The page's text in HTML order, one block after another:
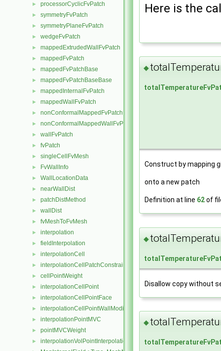
► processorCyclicFvPatch
► symmetryFvPatch
► symmetryPlaneFvPatch
► wedgeFvPatch
► mappedExtrudedWallFvPatch
► mappedFvPatch
► mappedFvPatchBase
► mappedFvPatchBaseBase
► mappedInternalFvPatch
► mappedWallFvPatch
► nonConformalMappedFvPatchBase
► nonConformalMappedWallFvPatch
► wallFvPatch
► fvPatch
► singleCellFvMesh
► FvWallInfo
► WallLocationData
► nearWallDist
► patchDistMethod
► wallDist
► fvMeshToFvMesh
► interpolation
► fieldInterpolation
► interpolationCell
► interpolationCellPatchConstrained
► cellPointWeight
► interpolationCellPoint
► interpolationCellPointFace
► interpolationCellPointWallModified
► interpolationPointMVC
► pointMVCWeight
► interpolationVolPointInterpolation
Here is the
◆
Construct by mapping
onto a new patch
Definition at line 62of
◆
Disallow copy without
◆